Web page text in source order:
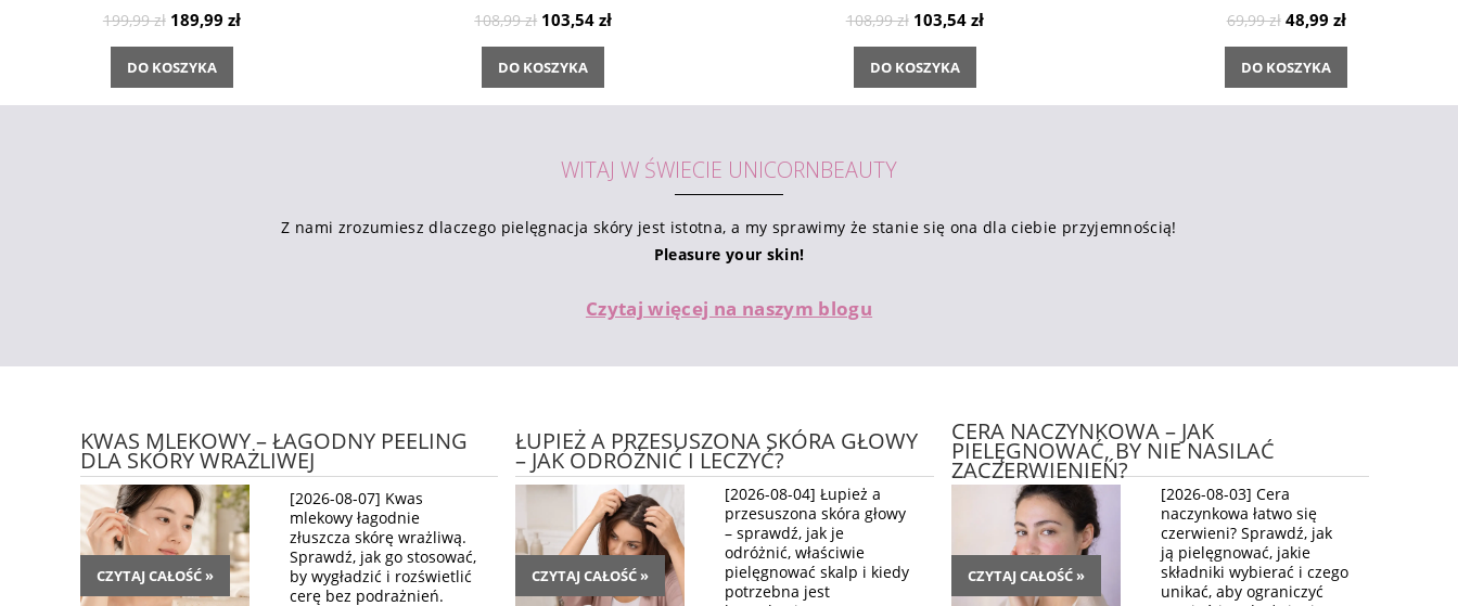
199,99 zł 189,99 zł
DO KOSZYKA
108,99 zł 103,54 zł
DO KOSZYKA
108,99 zł 103,54 zł
DO KOSZYKA
69,99 zł 48,99 zł
DO KOSZYKA
WITAJ W ŚWIECIE UNICORNBEAUTY
Z nami zrozumiesz dlaczego pielęgnacja skóry jest istotna, a my sprawimy że stanie się ona dla ciebie przyjemnością!
Pleasure your skin!
Czytaj więcej na naszym blogu
KWAS MLEKOWY – ŁAGODNY PEELING
DLA SKÓRY WRAŻLIWEJ
[2026-08-07] Kwas
mlekowy łagodnie
złuszcza skórę wrażliwą.
Sprawdź, jak go stosować,
by wygładzić i rozświetlić
cerę bez podrażnień.
CZYTAJ CAŁOŚĆ »
ŁUPIEŻ A PRZESUSZONA SKÓRA GŁOWY
– JAK ODRÓŻNIĆ I LECZYĆ?
[2026-08-04] Łupież a
przesuszona skóra głowy
– sprawdź, jak je
odróżnić, właściwie
pielęgnować skalp i kiedy
potrzebna jest
CZYTAJ CAŁOŚĆ »
CERA NACZYNKOWA – JAK
PIELĘGNOWAĆ, BY NIE NASILAĆ
ZACZERWIENIEŃ?
[2026-08-03] Cera
naczynkowa łatwo się
czerwieni? Sprawdź, jak
ją pielęgnować, jakie
składniki wybierać i czego
unikać, aby ograniczyć
CZYTAJ CAŁOŚĆ »